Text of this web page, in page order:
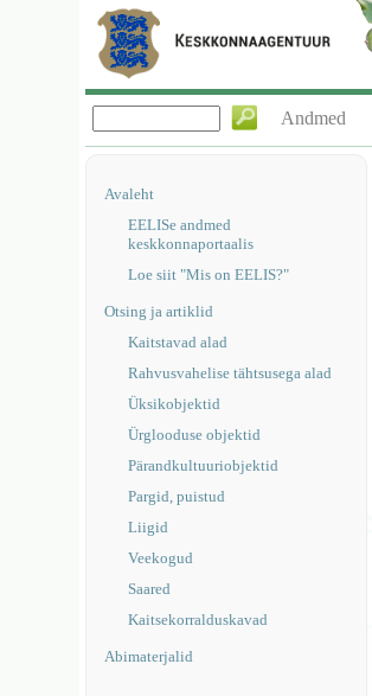
Andmed
Avaleht
EELISe andmed
keskkonnaportaalis
Loe siit "Mis on EELIS?"
Otsing ja artiklid
Kaitstavad alad
Rahvusvahelise tähtsusega alad
Üksikobjektid
Ürglooduse objektid
Pärandkultuuriobjektid
Pargid, puistud
Liigid
Veekogud
Saared
Kaitsekorralduskavad
Abimaterjalid